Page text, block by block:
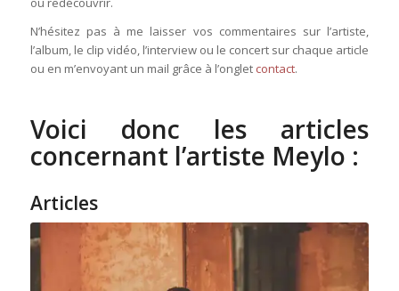
N’hésitez pas à me laisser vos commentaires sur l’artiste,
l’album, le clip vidéo, l’interview ou le concert sur chaque article
ou en m’envoyant un mail grâce à l’onglet contact.
Voici donc les articles
concernant l’artiste Meylo :
Articles